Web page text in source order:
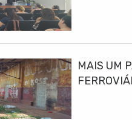
MAIS UM